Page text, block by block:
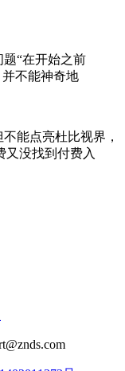
题“在开始之前
不能神奇地
能点亮杜比视界，
又没找到付费入